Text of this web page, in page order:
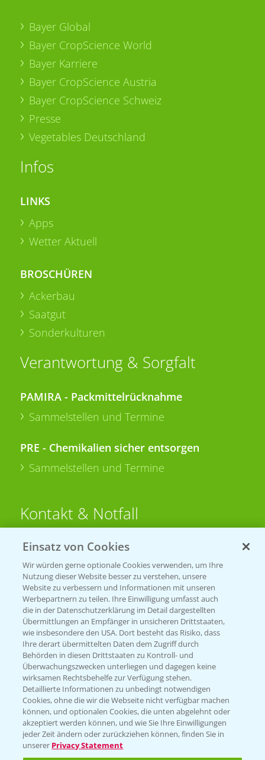
Bayer Global
Bayer CropScience World
Bayer Karriere
Bayer CropScience Austria
Bayer CropScience Schweiz
Presse
Vegetables Deutschland
Infos
LINKS
Apps
Wetter Aktuell
BROSCHÜREN
Ackerbau
Saatgut
Sonderkulturen
Verantwortung & Sorgfalt
PAMIRA - Packmittelrücknahme
Sammelstellen und Termine
PRE - Chemikalien sicher entsorgen
Sammelstellen und Termine
Kontakt & Notfall
Beratung auf WhatsApp
T.+49 (0)174 346 564 1
KONTAKT
Hilfe in Notfällen
T.+49 (0)214/30-20220
Folgen Sie uns
Einsatz von Cookies
Wir würden gerne optionale Cookies verwenden, um Ihre
Nutzung dieser Website besser zu verstehen, unsere
Website zu verbessern und Informationen mit unseren
Werbepartnern zu teilen. Ihre Einwilligung umfasst auch
die in der Datenschutzerklärung im Detail dargestellten
Übermittlungen an Empfänger in unsicheren Drittstaaten,
wie insbesondere den USA. Dort besteht das Risiko, dass
Ihre derart übermittelten Daten dem Zugriff durch
Behörden in diesen Drittstaaten zu Kontroll- und
Überwachungszwecken unterliegen und dagegen keine
wirksamen Rechtsbehelfe zur Verfügung stehen.
Detaillierte Informationen zu unbedingt notwendigen
Cookies, ohne die wir die Webseite nicht verfügbar machen
können, und optionalen Cookies, die unten abgelehnt oder
akzeptiert werden können, und wie Sie Ihre Einwilligungen
jeder Zeit ändern oder zurückziehen können, finden Sie in
unserer Privacy Statement